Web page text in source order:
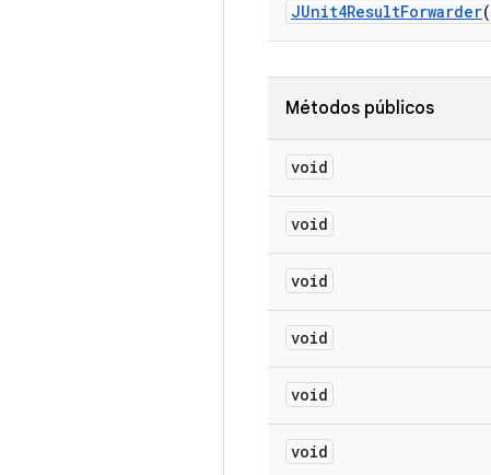
JUnit4ResultForwarder(
Métodos públicos
void
void
void
void
void
void